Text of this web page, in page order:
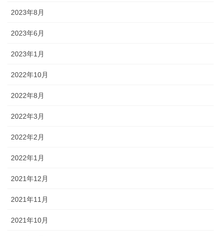
2023年8月
2023年6月
2023年1月
2022年10月
2022年8月
2022年3月
2022年2月
2022年1月
2021年12月
2021年11月
2021年10月